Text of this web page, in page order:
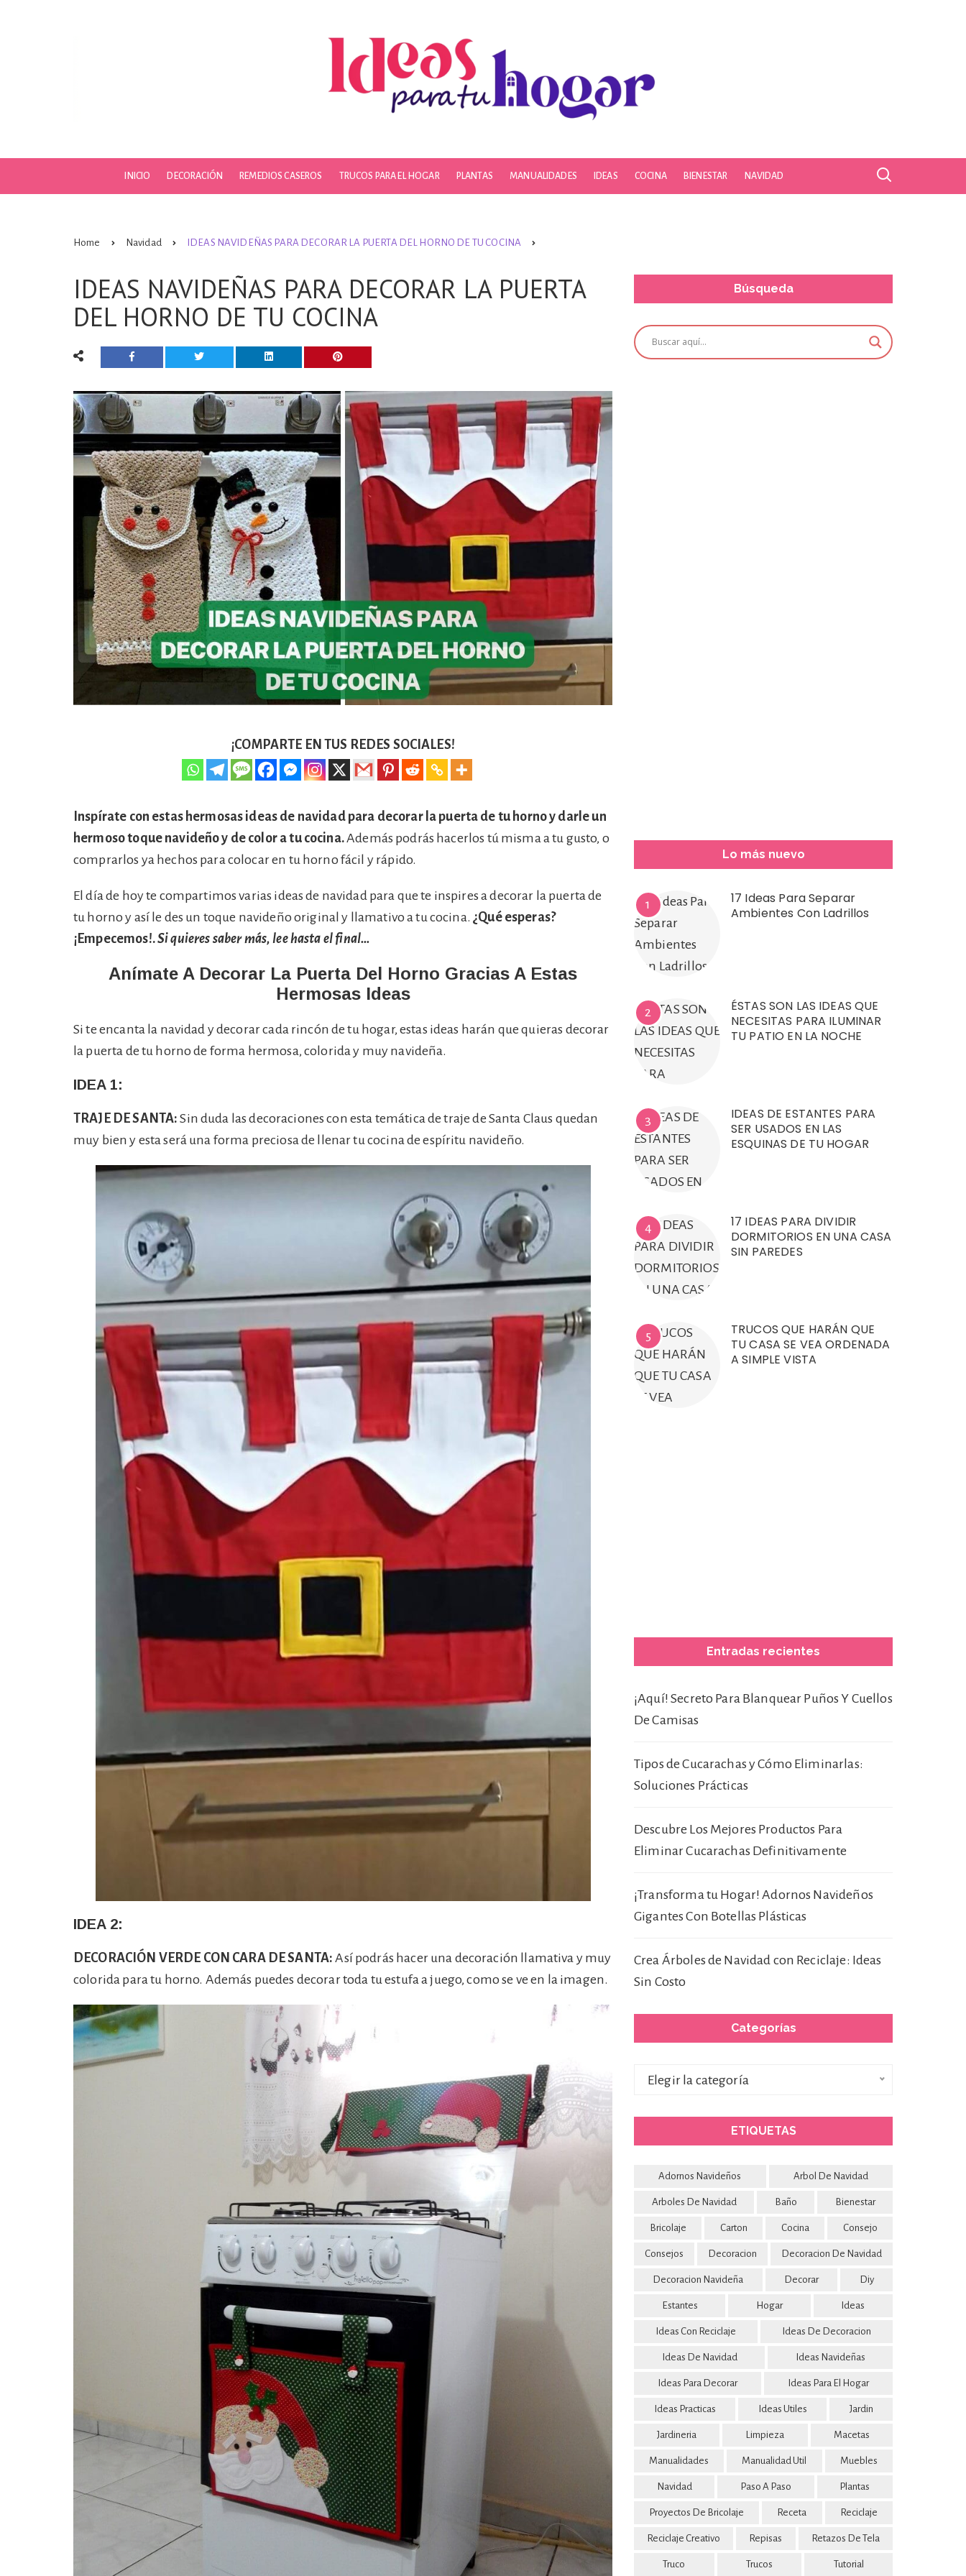
INICIO DECORACIÓN REMEDIOS CASEROS TRUCOS PARA EL HOGAR PLANTAS MANUALIDADES IDEAS COCINA BIENESTAR NAVIDAD
Home Navidad IDEAS NAVIDEÑAS PARA DECORAR LA PUERTA DEL HORNO DE TU COCINA
IDEAS NAVIDEÑAS PARA DECORAR LA PUERTA
DEL HORNO DE TU COCINA
¡COMPARTE EN TUS REDES SOCIALES!
Inspírate con estas hermosas ideas de navidad para decorar la puerta de tu horno y darle un
hermoso toque navideño y de color a tu cocina.Además podrás hacerlos tú misma a tu gusto, o
comprarlos ya hechos para colocar en tu horno fácil y rápido.
El día de hoy te compartimos varias ideas de navidad para que te inspires a decorar la puerta de
tu horno y así le des un toque navideño original y llamativo a tu cocina.¿Qué esperas?
¡Empecemos!.Si quieres saber más, lee hasta el final…
Anímate A Decorar La Puerta Del Horno Gracias A Estas
Hermosas Ideas
Si te encanta la navidad y decorar cada rincón de tu hogar, estas ideas harán que quieras decorar
la puerta de tu horno de forma hermosa, colorida y muy navideña.
IDEA 1:
TRAJE DE SANTA:Sin duda las decoraciones con esta temática de traje de Santa Claus quedan
muy bien y esta será una forma preciosa de llenar tu cocina de espíritu navideño.
IDEA 2:
DECORACIÓN VERDE CON CARA DE SANTA:Así podrás hacer una decoración llamativa y muy
colorida para tu horno. Además puedes decorar toda tu estufa a juego, como se ve en la imagen.
Búsqueda
Lo más nuevo
1
17 Ideas Para Separar
Ambientes Con Ladrillos
2
ÉSTAS SON LAS IDEAS QUE
NECESITAS PARA ILUMINAR
TU PATIO EN LA NOCHE
3
IDEAS DE ESTANTES PARA
SER USADOS EN LAS
ESQUINAS DE TU HOGAR
4
17 IDEAS PARA DIVIDIR
DORMITORIOS EN UNA CASA
SIN PAREDES
5
TRUCOS QUE HARÁN QUE
TU CASA SE VEA ORDENADA
A SIMPLE VISTA
Entradas recientes
¡Aquí! Secreto Para Blanquear Puños Y Cuellos
De Camisas
Tipos de Cucarachas y Cómo Eliminarlas:
Soluciones Prácticas
Descubre Los Mejores Productos Para
Eliminar Cucarachas Definitivamente
¡Transforma tu Hogar! Adornos Navideños
Gigantes Con Botellas Plásticas
Crea Árboles de Navidad con Reciclaje: Ideas
Sin Costo
Categorías
Categorías
Elegir la categoría
ETIQUETAS
Adornos Navideños Arbol De Navidad
Arboles De Navidad Baño Bienestar
Bricolaje Carton Cocina Consejo
Consejos Decoracion Decoracion De Navidad
Decoracion Navideña Decorar Diy
Estantes Hogar Ideas
Ideas Con Reciclaje Ideas De Decoracion
Ideas De Navidad Ideas Navideñas
Ideas Para Decorar Ideas Para El Hogar
Ideas Practicas Ideas Utiles Jardin
Jardineria Limpieza Macetas
Manualidades Manualidad Util Muebles
Navidad Paso A Paso Plantas
Proyectos De Bricolaje Receta Reciclaje
Reciclaje Creativo Repisas Retazos De Tela
Truco Trucos Tutorial